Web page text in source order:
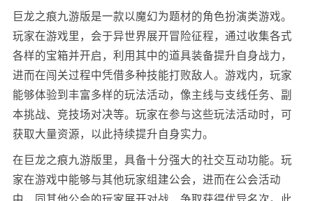
巨龙之痕九游版是一款以魔幻为题材的角色扮演类游戏。
玩家在游戏里，会于异世界展开冒险征程，通过收集各式
各样的宝箱并开启，利用其中的道具装备提升自身战力，
进而在闯关过程中凭借多种技能打败敌人。游戏内，玩家
能够体验到丰富多样的玩法活动，像主线与支线任务、副
本挑战、竞技场对决等。玩家在参与这些玩法活动时，可
获取大量资源，以此持续提升自身实力。
在巨龙之痕九游版里，具备十分强大的社交互动功能。玩
家在游戏中能够与其他玩家组建公会，进而在公会活动